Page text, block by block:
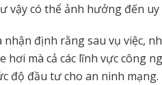
vậy có thể ảnh hưởng đến
nhận định rằng sau vụ việc,
hơi mà cả các lĩnh vực công
độ đầu tư cho an ninh mạng.